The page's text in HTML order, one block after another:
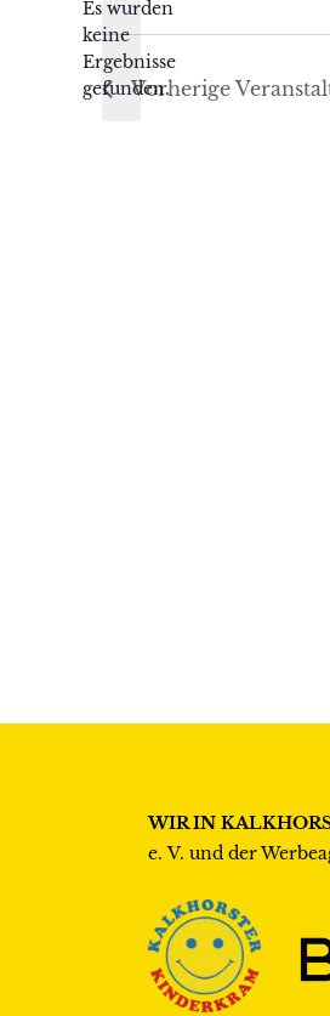
Hinweis
Es wurden
keine
Ergebnisse
gefunden.Vorherige
WIR IN
e. V. und der